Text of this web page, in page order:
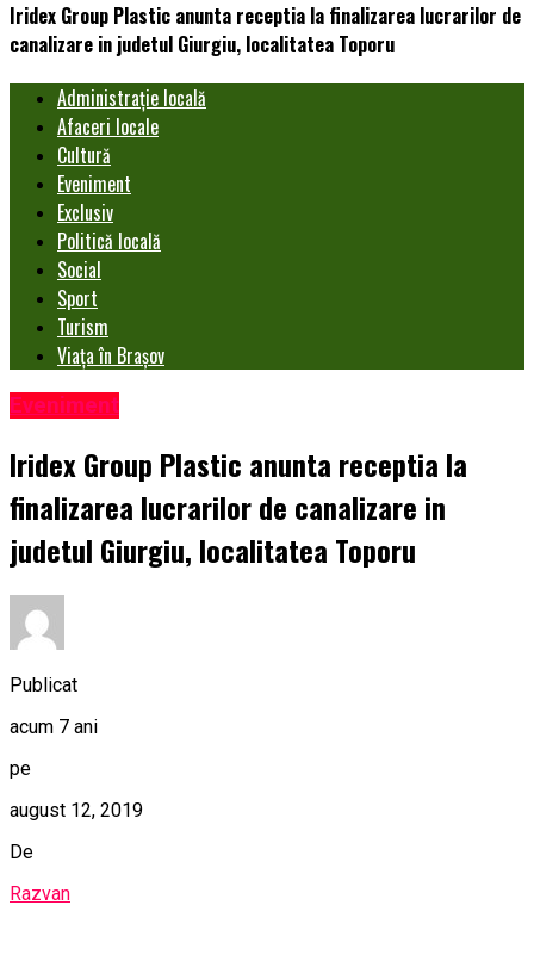
Iridex Group Plastic anunta receptia la finalizarea lucrarilor de
canalizare in judetul Giurgiu, localitatea Toporu
Administrație locală
Afaceri locale
Cultură
Eveniment
Exclusiv
Politică locală
Social
Sport
Turism
Viața în Brașov
Eveniment
Iridex Group Plastic anunta receptia la
finalizarea lucrarilor de canalizare in
judetul Giurgiu, localitatea Toporu
Publicat
acum 7 ani
pe
august 12, 2019
De
Razvan